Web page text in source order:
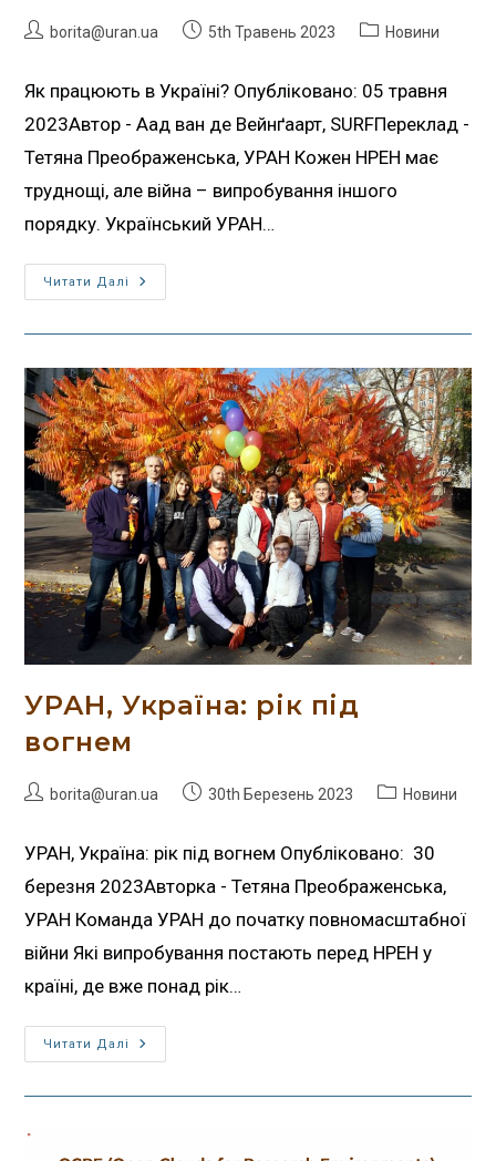
borita@uran.ua 5th Травень 2023 Новини
Як працюють в Україні? Опубліковано: 05 травня
2023Автор - Аад ван де Вейнґаарт, SURFПереклад -
Тетяна Преображенська, УРАН Кожен НРЕН має
труднощі, але війна – випробування іншого
порядку. Український УРАН…
Читати Далі
УРАН, Україна: рік під
вогнем
borita@uran.ua 30th Березень 2023 Новини
УРАН, Україна: рік під вогнем Опубліковано: 30
березня 2023Авторка - Тетяна Преображенська,
УРАН Команда УРАН до початку повномасштабної
війни Які випробування постають перед НРЕН у
країні, де вже понад рік…
Читати Далі